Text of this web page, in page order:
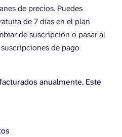
de precios. Puedes
de 7 días en el plan
de suscripción o pasar al
de pago
anualmente. Este